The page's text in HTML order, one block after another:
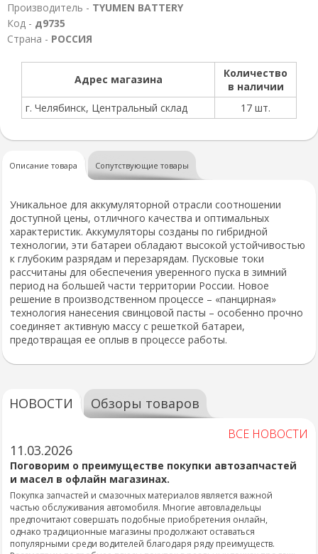
Производитель - TYUMEN BATTERY
Код - д9735
Страна - РОССИЯ
Адрес магазина
Количество
в наличии
г. Челябинск, Центральный склад
17 шт.
Описание товара Сопутствующие товары
Уникальное для аккумуляторной отрасли соотношении
доступной цены, отличного качества и оптимальных
характеристик. Аккумуляторы созданы по гибридной
технологии, эти батареи обладают высокой устойчивостью
к глубоким разрядам и перезарядам. Пусковые токи
рассчитаны для обеспечения уверенного пуска в зимний
период на большей части территории России. Новое
решение в производственном процессе – «панцирная»
технология нанесения свинцовой пасты – особенно прочно
соединяет активную массу с решеткой батареи,
предотвращая ее оплыв в процессе работы.
НОВОСТИ Обзоры товаров
ВСЕ НОВОСТИ
11.03.2026
Поговорим о преимуществе покупки автозапчастей
и масел в офлайн магазинах.
Покупка запчастей и смазочных материалов является важной
частью обслуживания автомобиля. Многие автовладельцы
предпочитают совершать подобные приобретения онлайн,
однако традиционные магазины продолжают оставаться
популярными среди водителей благодаря ряду преимуществ.